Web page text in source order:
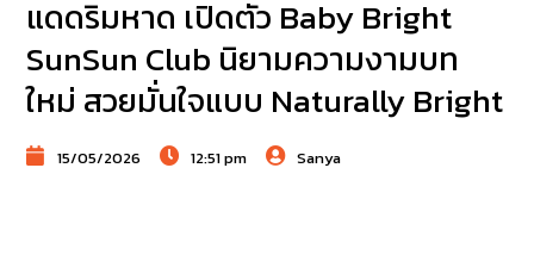
แดดริมหาด เปิดตัว Baby Bright
SunSun Club นิยามความงามบท
ใหม่ สวยมั่นใจแบบ Naturally Bright
15/05/2026 12:51 pm Sanya